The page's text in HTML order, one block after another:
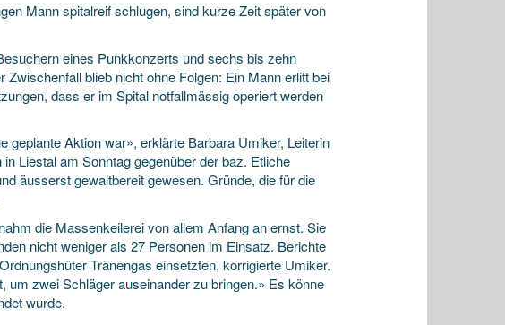
Mann spitalreif schlugen, sind kurze Zeit später von
eines Punkkonzerts und sechs bis zehn
blieb nicht ohne Folgen: Ein Mann erlitt bei
dass er im Spital notfallmässig operiert werden
geplante Aktion war», erklärte Barbara Umiker, Leiterin
Liestal am Sonntag gegenüber der baz. Etliche
äusserst gewaltbereit gewesen. Gründe, die für die
die Massenkeilerei von allem Anfang an ernst. Sie
nicht weniger als 27 Personen im Einsatz. Berichte
Tränengas einsetzten, korrigierte Umiker.
zwei Schläger auseinander zu bringen.» Es könne
wurde.